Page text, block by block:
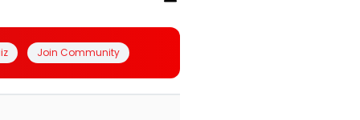
Join Community